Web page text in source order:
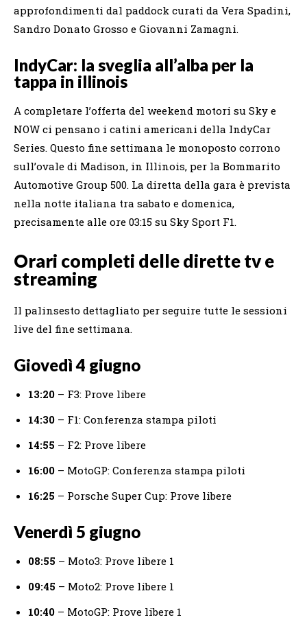
approfondimenti dal paddock curati da Vera Spadini,
Sandro Donato Grosso e Giovanni Zamagni.
IndyCar: la sveglia all’alba per la
tappa in illinois
A completare l’offerta del weekend motori su Sky e
NOW ci pensano i catini americani della IndyCar
Series. Questo fine settimana le monoposto corrono
sull’ovale di Madison, in Illinois, per la Bommarito
Automotive Group 500. La diretta della gara è prevista
nella notte italiana tra sabato e domenica,
precisamente alle ore 03:15 su Sky Sport F1.
Orari completi delle dirette tv e
streaming
Il palinsesto dettagliato per seguire tutte le sessioni
live del fine settimana.
Giovedì 4 giugno
13:20 – F3: Prove libere
14:30 – F1: Conferenza stampa piloti
14:55 – F2: Prove libere
16:00 – MotoGP: Conferenza stampa piloti
16:25 – Porsche Super Cup: Prove libere
Venerdì 5 giugno
08:55 – Moto3: Prove libere 1
09:45 – Moto2: Prove libere 1
10:40 – MotoGP: Prove libere 1